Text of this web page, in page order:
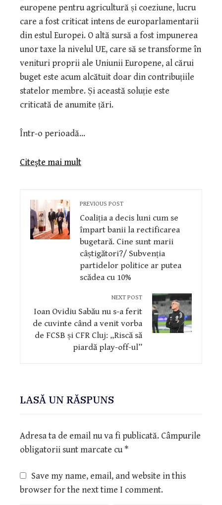
europene pentru agricultură și coeziune, lucru
care a fost criticat intens de europarlamentarii
din estul Europei. O altă sursă a fost impunerea
unor taxe la nivelul UE, care să se transforme în
venituri proprii ale Uniunii Europene, al cărui
buget este acum alcătuit doar din contribuțiile
statelor membre. Și această soluție este
criticată de anumite țări.
Într-o perioadă…
Citeşte mai mult
PREVIOUS POST
Coaliția a decis luni cum se
împart banii la rectificarea
bugetară. Cine sunt marii
câștigători?/ Subvenția
partidelor politice ar putea
scădea cu 10%
NEXT POST
Ioan Ovidiu Sabău nu s-a ferit
de cuvinte când a venit vorba
de FCSB și CFR Cluj: „Riscă să
piardă play-off-ul”
LASĂ UN RĂSPUNS
Adresa ta de email nu va fi publicată. Câmpurile
obligatorii sunt marcate cu*
Save my name, email, and website in this
browser for the next time I comment.